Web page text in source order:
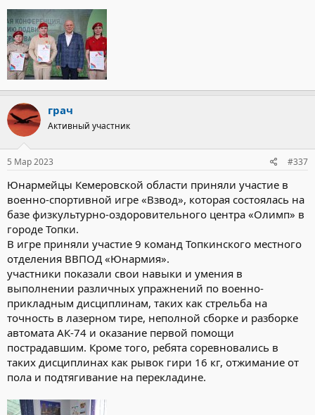
грач
Активный участник
5 Мар 2023 #337
Юнармейцы Кемеровской области приняли участие в
военно-спортивной игре «Взвод», которая состоялась на
базе физкультурно-оздоровительного центра «Олимп» в
городе Топки.
В игре приняли участие 9 команд Топкинского местного
отделения ВВПОД «Юнармия».
участники показали свои навыки и умения в
выполнении различных упражнений по военно-
прикладным дисциплинам, таких как стрельба на
точность в лазерном тире, неполной сборке и разборке
автомата АК-74 и оказание первой помощи
пострадавшим. Кроме того, ребята соревновались в
таких дисциплинах как рывок гири 16 кг, отжимание от
пола и подтягивание на перекладине.